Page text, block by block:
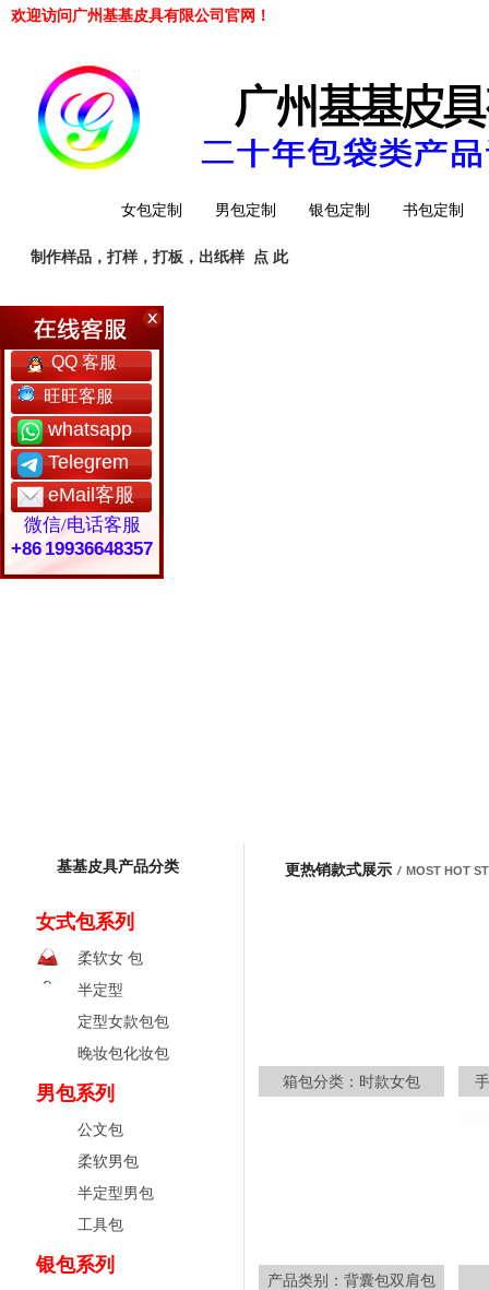
欢迎访问广州基基皮具有限公司官网！
女包定制 男包定制 银包定制 书包定制
工厂简介
制作样品，打样，打板，出纸样 点 此
基基皮具产品分类
女式包系列
柔软女 包
半定型
定型女款包包
晚妆包化妆包
男包系列
公文包
柔软男包
半定型男包
工具包
银包系列
更热销款式展示 / MOST HOT
箱包分类：时款女包
产品类别：背囊包双肩包
QQ 客服
旺旺客服
whatsapp
Telegrem
eMail客服
微信/电话客服
+86 19936648357